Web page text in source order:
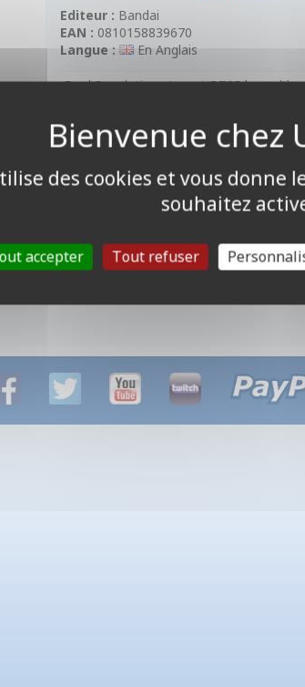
Editeur : Bandai
EAN : 0810158839670
Langue :
En Anglais
Dual Revolution : Le set BT25 lance
Renforcement des Factions : Cette
DIGIMON BEATBREAK) et "DATS"
compétitives.
Nouvelle Rareté Ultime : Le set
des cookies et vous donne
souhaitez
accepter Tout refuser